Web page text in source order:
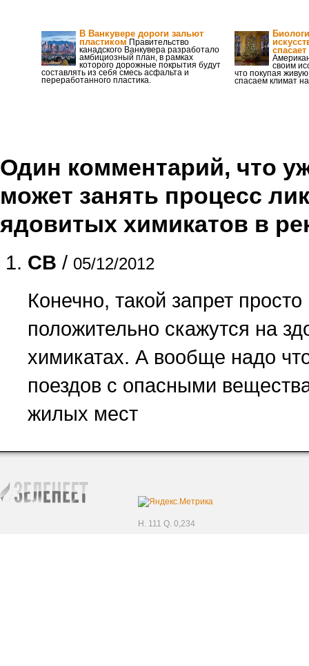
В Ванкувере дороги зальют
пластиком Правительство
канадского Ванкувера разработало
амбициозный план, в рамках
которого дорожные покрытия будут
составлять из себя смесь асфальта и
переработанного пластика.
своим
что покупая
спасаем климат
Один комментарий, что
может занять процесс
ядовитых химикатов в
CB / 05/12/2012
Конечно, такой запрет
положительно скажутся на
химикатах. А вообще надо
поездов с опасными
жилых мест
H. 111 Q. 0,234